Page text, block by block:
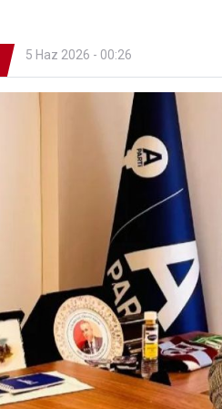
5 Haz 2026 - 00:26